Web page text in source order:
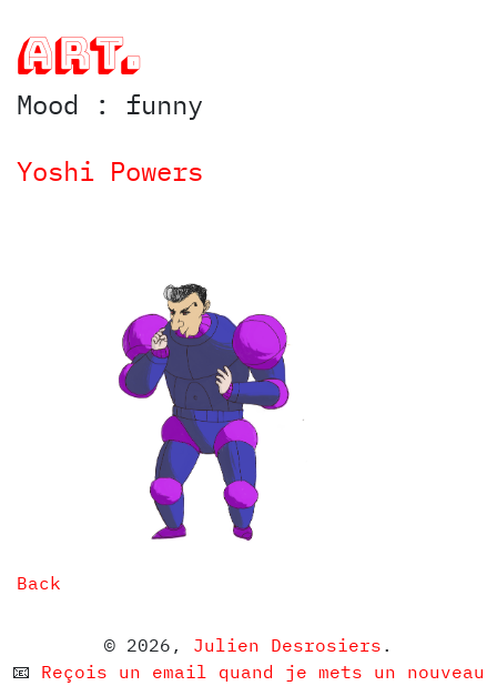
art.
Mood : funny
Yoshi Powers
Back
© 2026, Julien Desrosiers .
📧 Reçois un email quand je mets un nouveau